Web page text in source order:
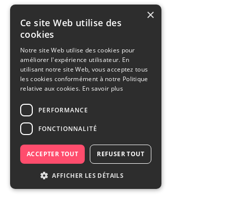
×
Ce site Web utilise des
cookies
Notre site Web utilise des cookies pour
améliorer l'expérience utilisateur. En
utilisant notre site Web, vous acceptez tous
les cookies conformément à notre Politique
relative aux cookies. En savoir plus
PERFORMANCE
FONCTIONNALITÉ
ACCEPTER TOUT REFUSER TOUT
AFFICHER LES DÉTAILS